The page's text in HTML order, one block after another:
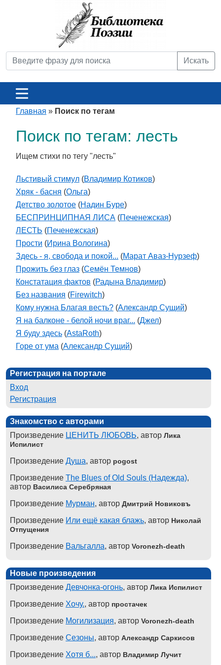
Искать
Главная » Поиск по тегам
Поиск по тегам: лесть
Ищем стихи по тегу "лесть"
Льстивый стимул (Владимир Котиков)
Хряк - басня (Ольга)
Детство золотое (Надин Буре)
БЕСПРИНЦИПНАЯ ЛИСА (Печенежская)
ЛЕСТЬ (Печенежская)
Прости (Ирина Вологина)
Здесь - я, свобода и покой... (Марат Аваз-Нурзеф)
Прожить без глаз (Семён Темнов)
Констатация фактов (Радына Владимир)
Без названия (Firewitch)
Кому нужна Благая весть? (Александр Сущий)
Я на балконе - белой ночи враг... (Джел)
Я буду здесь (AstaRoth)
Горе от ума (Александр Сущий)
Регистрация на портале
Вход
Регистрация
Знакомство с авторами
Произведение ЦЕНИТЬ ЛЮБОВЬ, автор Лика
Испилист
Произведение Душа, автор pogost
Произведение The Blues of Old Souls (Надежда),
автор Василиса Серебряная
Произведение Мурман, автор Дмитрий Новиковъ
Произведение Или ещё какая блажь, автор Николай
Отпущения
Произведение Вальгалла, автор Voronezh-death
Новые произведения
Произведение Девчонка-огонь, автор Лика Испилист
Произведение Хочу., автор простачек
Произведение Могилизация, автор Voronezh-death
Произведение Сезоны, автор Александр Саркисов
Произведение Хотя б..., автор Владимир Лучит